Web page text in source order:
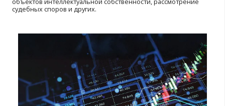
Статьи и комментарии экспертов БелТПП по таким
направлениям деятельности, как сертификация,
экспертиза, маркетинговые и консалтинговые
поддержка ВЭД, оформление карнетов АТА, защита
объектов интеллектуальной собственности,
судебных споров и других.